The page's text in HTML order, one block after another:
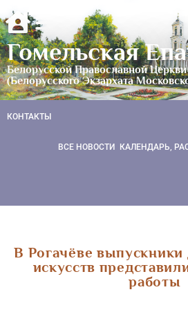
Гомельская
Белорусской Православной Церкви
(Белорусского Экзархата
КОНТАКТЫ
ВСЕ НОВОСТИ КАЛЕНДАРЬ,
В Рогачёве
искусств
работы